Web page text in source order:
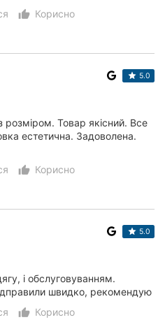
thumb_up_alt
Корисно
5.0
Товар якісний. Все
естетична. Задоволена.
thumb_up_alt
Корисно
5.0
і обслуговуванням.
швидко, рекомендую
thumb_up_alt
Корисно